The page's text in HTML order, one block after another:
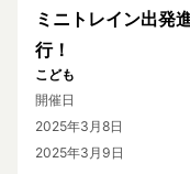
ミニトレイン出発
行！
こども
開催日
2025年3月8日
2025年3月9日